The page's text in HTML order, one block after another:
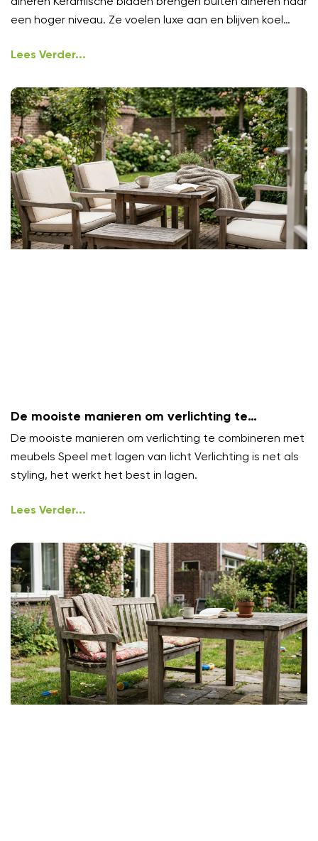
een hoger niveau. Ze voelen luxe aan en blijven koel
Lees Verder...
De mooiste manieren om verlichting te
combineren met meubels
De mooiste manieren om verlichting te combineren met
meubels Speel met lagen van licht Verlichting is net als
styling, het werkt het best in lagen.
Lees Verder...